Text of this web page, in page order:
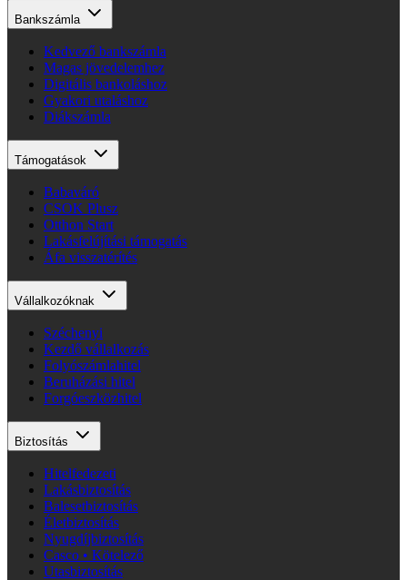
Bankszámla
Kedvező bankszámla
Magas jövedelemhez
Digitális bankoláshoz
Gyakori utaláshoz
Diákszámla
Támogatások
Babaváró
CSOK Plusz
Otthon Start
Lakásfelújítási támogatás
Áfa visszatérítés
Vállalkozóknak
Széchenyi
Kezdő vállalkozás
Folyószámlahitel
Beruházási hitel
Forgóeszközhitel
Biztosítás
Hitelfedezeti
Lakásbiztosítás
Balesetbiztosítás
Életbiztosítás
Nyugdíjbiztosítás
Casco • Kötelező
Utasbiztosítás